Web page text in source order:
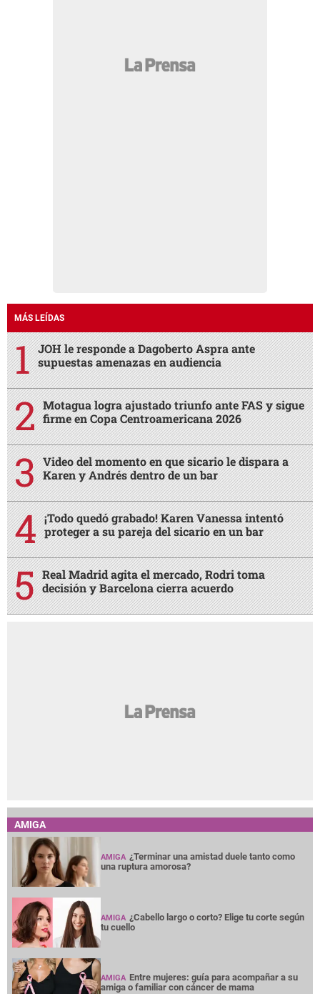
MÁS LEÍDAS
JOH le responde a Dagoberto Aspra ante
supuestas amenazas en audiencia
Motagua logra ajustado triunfo ante FAS y sigue
firme en Copa Centroamericana 2026
Video del momento en que sicario le dispara a
Karen y Andrés dentro de un bar
¡Todo quedó grabado! Karen Vanessa intentó
proteger a su pareja del sicario en un bar
Real Madrid agita el mercado, Rodri toma
decisión y Barcelona cierra acuerdo
AMIGA
AMIGA ¿Terminar una amistad duele tanto como
una ruptura amorosa?
AMIGA ¿Cabello largo o corto? Elige tu corte según
tu cuello
AMIGA Entre mujeres: guía para acompañar a su
amiga o familiar con cáncer de mama